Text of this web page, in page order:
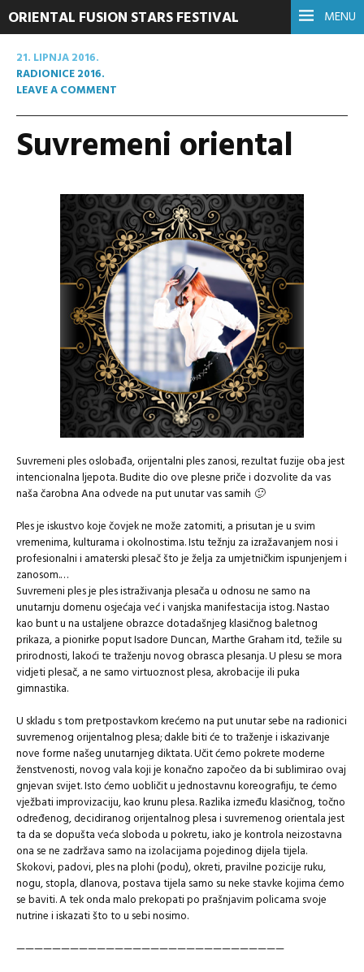
MENU
ORIENTAL FUSION STARS FESTIVAL
21. LIPNJA 2016.
RADIONICE 2016.
LEAVE A COMMENT
Suvremeni oriental
Suvremeni ples oslobađa, orijentalni ples zanosi, rezultat fuzije oba jest
intencionalna ljepota. Budite dio ove plesne priče i dozvolite da vas
naša čarobna Ana odvede na put unutar vas samih 🙂
Ples je iskustvo koje čovjek ne može zatomiti, a prisutan je u svim
vremenima, kulturama i okolnostima. Istu težnju za izražavanjem nosi i
profesionalni i amaterski plesač što je želja za umjetničkim ispunjenjem i
zanosom.…
Suvremeni ples je ples istraživanja plesača u odnosu ne samo na
unutarnju domenu osjećaja već i vanjska manifestacija istog. Nastao
kao bunt u na ustaljene obrazce dotadašnjeg klasičnog baletnog
prikaza, a pionirke poput Isadore Duncan, Marthe Graham itd, težile su
prirodnosti, lakoći te traženju novog obrasca plesanja. U plesu se mora
vidjeti plesač, a ne samo virtuoznost plesa, akrobacije ili puka
gimnastika.
U skladu s tom pretpostavkom krećemo na put unutar sebe na radionici
suvremenog orijentalnog plesa; dakle biti će to traženje i iskazivanje
nove forme našeg unutarnjeg diktata. Učit ćemo pokrete moderne
ženstvenosti, novog vala koji je konačno započeo da bi sublimirao ovaj
gnjevan svijet. Isto ćemo uobličit u jednostavnu koreografiju, te ćemo
vježbati improvizaciju, kao krunu plesa. Razlika između klasičnog, točno
određenog, decidiranog orijentalnog plesa i suvremenog orientala jest
ta da se dopušta veća sloboda u pokretu, iako je kontrola neizostavna
ona se ne zadržava samo na izolacijama pojedinog dijela tijela.
Skokovi, padovi, ples na plohi (podu), okreti, pravilne pozicije ruku,
nogu, stopla, dlanova, postava tijela samo su neke stavke kojima ćemo
se baviti. A tek onda malo prekopati po prašnjavim policama svoje
nutrine i iskazati što to u sebi nosimo.
——————————————————————————————